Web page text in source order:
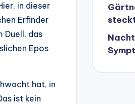
in dieser
Erfinder
Duell, das
Epos
hat, in
ist kein